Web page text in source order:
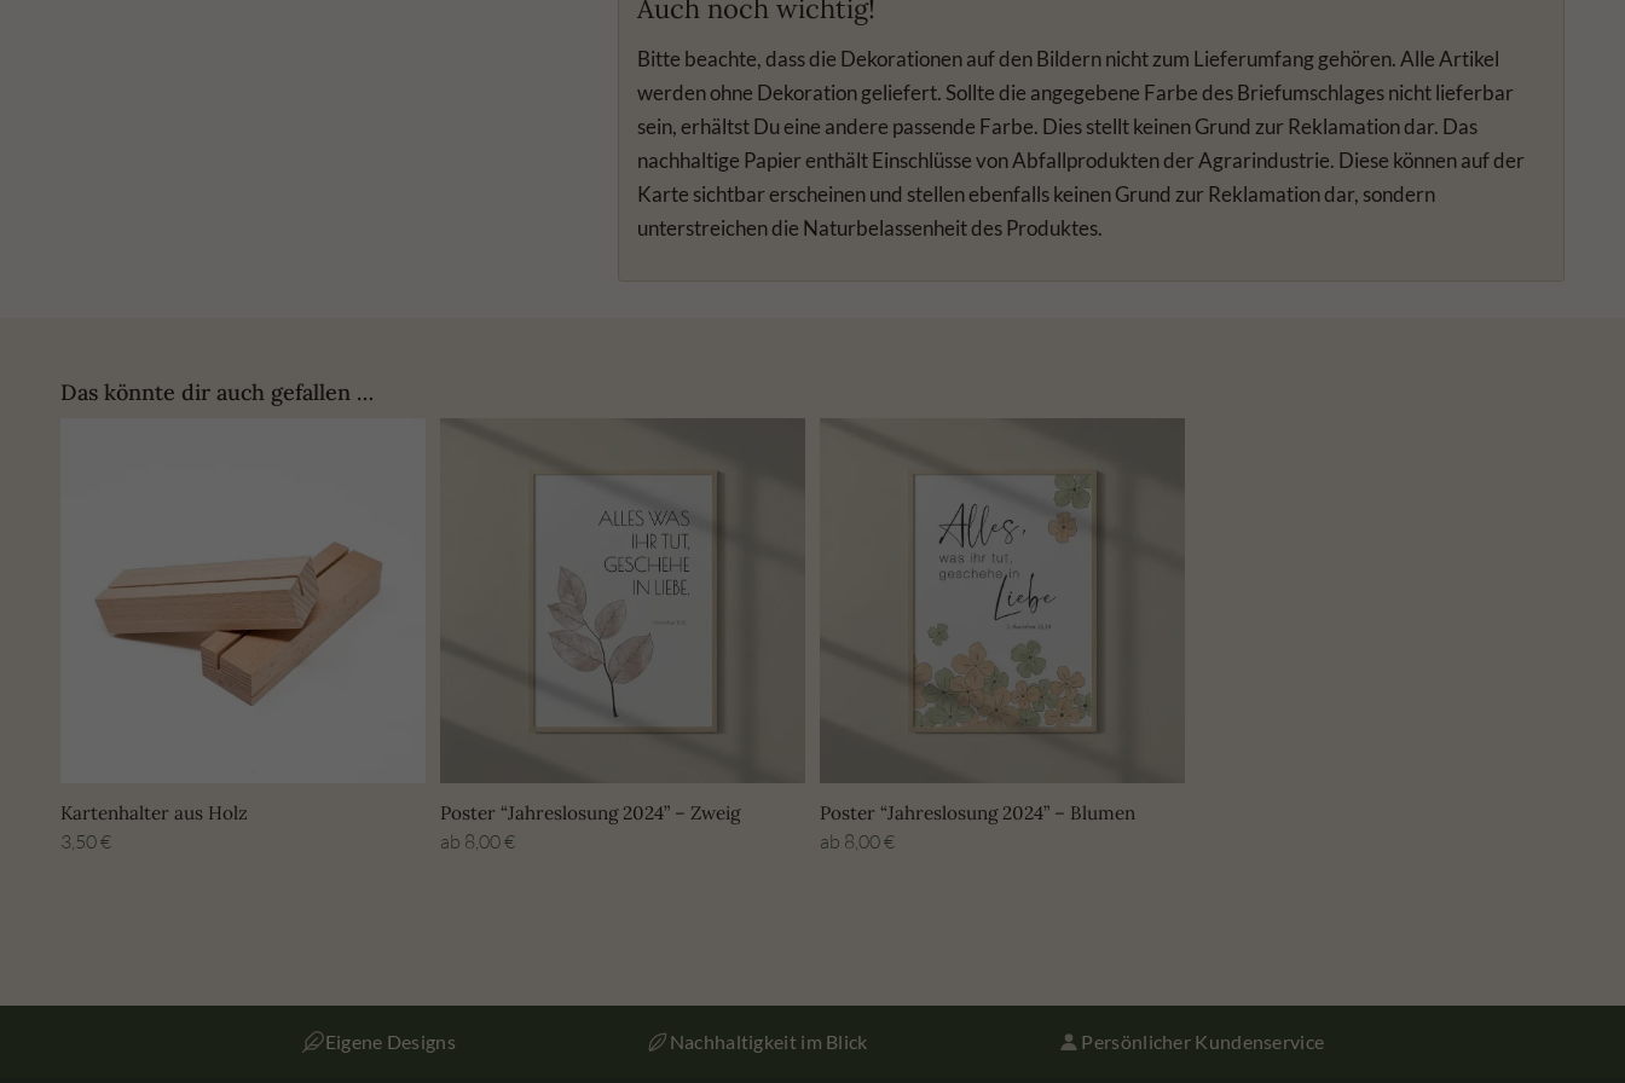
Auch noch wichtig!
Bitte beachte, dass die Dekorationen auf den Bildern nicht zum Lieferumfang gehören. Alle Artikel
werden ohne Dekoration geliefert. Sollte die angegebene Farbe des Briefumschlages nicht lieferbar
sein, erhältst Du eine andere passende Farbe. Dies stellt keinen Grund zur Reklamation dar. Das
nachhaltige Papier enthält Einschlüsse von Abfallprodukten der Agrarindustrie. Diese können auf der
Karte sichtbar erscheinen und stellen ebenfalls keinen Grund zur Reklamation dar, sondern
unterstreichen die Naturbelassenheit des Produktes.
Das könnte dir auch gefallen …
Kartenhalter aus Holz
3,50€
Poster “Jahreslosung 2024” – Zweig
ab 8,00€
Poster “Jahreslosung 2024” – Blumen
ab 8,00€
Eigene Designs Nachhaltigkeit im Blick Persönlicher Kundenservice